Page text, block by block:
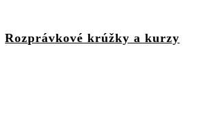
Rozprávkové krúžky a kurzy